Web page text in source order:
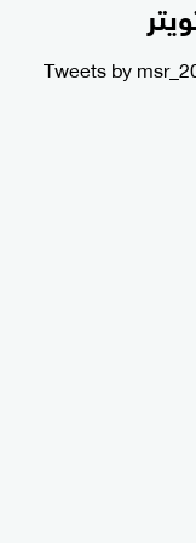
Tweets by